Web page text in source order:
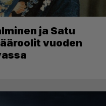
ja Satu
vuoden